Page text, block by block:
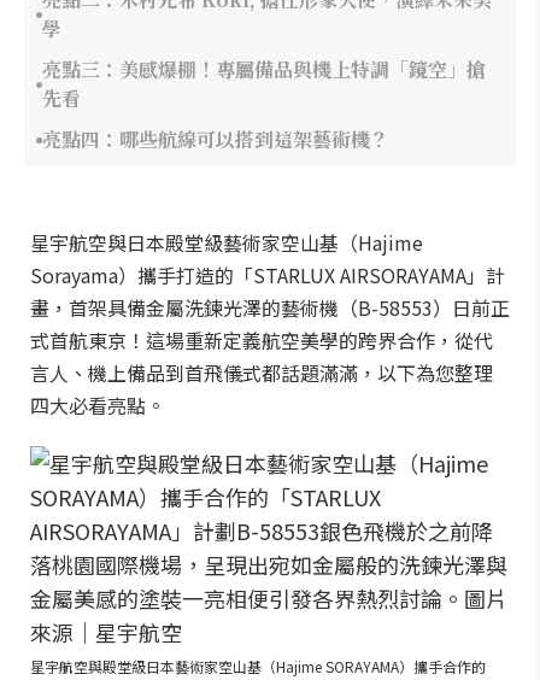
學
亮點三：美感爆棚！專屬備品與機上特調「鏡空」搶
先看
亮點四：哪些航線可以搭到這架藝術機？
星宇航空與日本殿堂級藝術家空山基（Hajime
Sorayama）攜手打造的「STARLUX AIRSORAYAMA」計
畫，首架具備金屬洗鍊光澤的藝術機（B-58553）日前正
式首航東京！這場重新定義航空美學的跨界合作，從代
言人、機上備品到首飛儀式都話題滿滿，以下為您整理
四大必看亮點。
星宇航空與殿堂級日本藝術家空山基（Hajime SORAYAMA）攜手合作的